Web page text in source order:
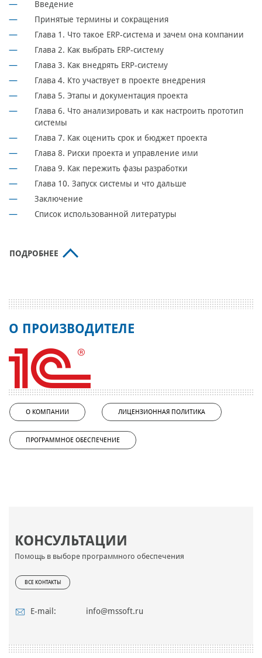
КОНСУЛЬТАЦИИ
Помощь в выборе программного обеспечения
ВСЕ КОНТАКТЫ
E-mail: info@mssoft.ru
Введение
Принятые термины и сокращения
Глава 1. Что такое ERP-система и зачем она компании
Глава 2. Как выбрать ERP-систему
Глава 3. Как внедрять ERP-систему
Глава 4. Кто участвует в проекте внедрения
Глава 5. Этапы и документация проекта
Глава 6. Что анализировать и как настроить прототип
системы
Глава 7. Как оценить срок и бюджет проекта
Глава 8. Риски проекта и управление ими
Глава 9. Как пережить фазы разработки
Глава 10. Запуск системы и что дальше
Заключение
Список использованной литературы
ПОДРОБНЕЕ
О ПРОИЗВОДИТЕЛЕ
О КОМПАНИИ ЛИЦЕНЗИОННАЯ ПОЛИТИКА
ПРОГРАММНОЕ ОБЕСПЕЧЕНИЕ